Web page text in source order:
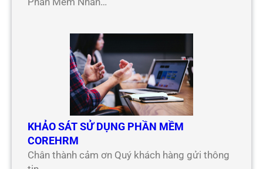
KHẢO SÁT SỬ DỤNG PHẦN MỀM
COREHRM
Chân thành cảm ơn Quý khách hàng gửi thông